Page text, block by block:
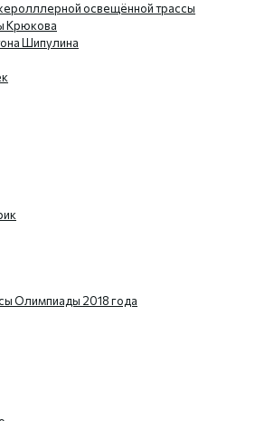
освещённой трассы
Крюкова
Шипулина
Олимпиады 2018 года